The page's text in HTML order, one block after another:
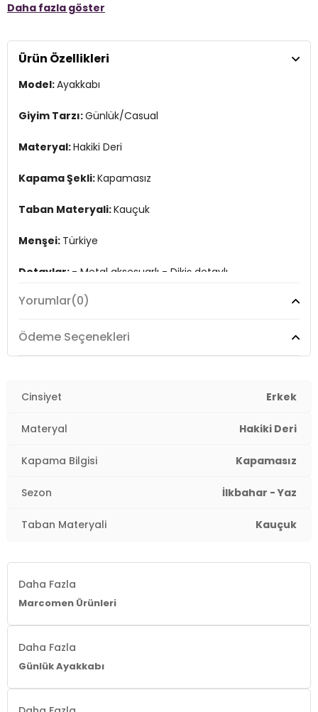
Taban Materyali:Kauçuk
Detaylar:- Metal aksesuarlı - Dikiş detaylı
Daha fazla göster
Ürün Özellikleri
Model:Ayakkabı
Giyim Tarzı:Günlük/Casual
Materyal:Hakiki Deri
Kapama Şekli:Kapamasız
Taban Materyali:Kauçuk
Menşei: Türkiye
Detaylar: - Metal aksesuarlı - Dikiş detaylı
Yorumlar(0)
Ödeme Seçenekleri
Cinsiyet Erkek
Materyal Hakiki Deri
Kapama Bilgisi Kapamasız
Sezon İlkbahar - Yaz
Taban Materyali Kauçuk
Daha Fazla
Marcomen Ürünleri
Daha Fazla
Günlük Ayakkabı